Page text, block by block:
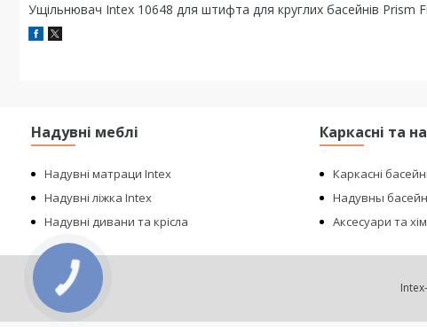
Ущільнювач Intex 10648 для штифта для круглих басейнів Prism
Надувні меблі
Надувні матраци Intex
Надувні ліжка Intex
Надувні дивани та крісла
Каркасні та
Каркасні
Надувны
Аксесуари та
КНОПКА
ЗВ'ЯЗКУ